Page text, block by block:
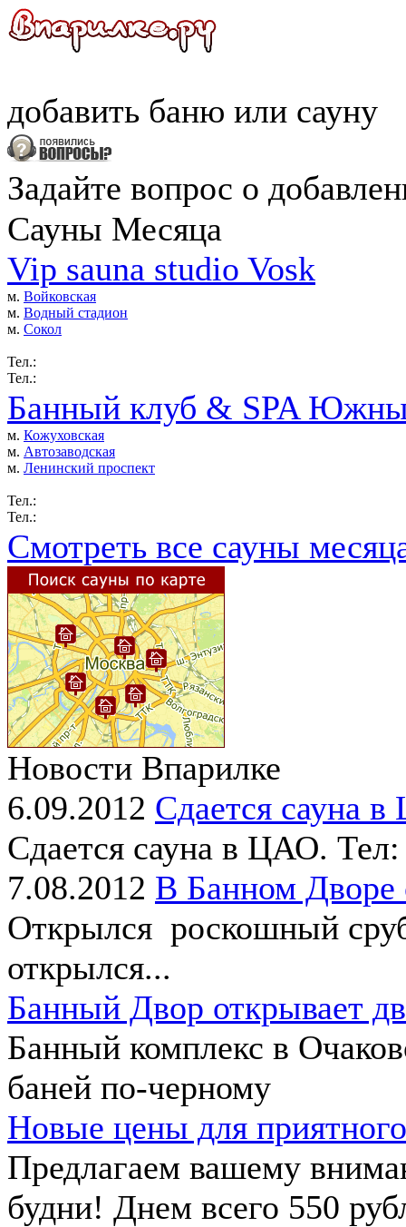
добавить баню или сауну
Задайте вопрос о
Сауны Месяца
Vip sauna studio Vosk
м. Войковская
м. Водный стадион
м. Сокол
Тел.:
Тел.:
Банный клуб & SPA
м. Кожуховская
м. Автозаводская
м. Ленинский проспект
Тел.:
Тел.:
Смотреть все сауны
Новости Впарилке
6.09.2012 Сдается сауна
Сдается сауна в ЦАО.
7.08.2012 В Банном Дворе
Открылся роскошный
открылся...
Банный Двор открывает
Банный комплекс в
баней по-черному
Новые цены для
Предлагаем вашему
будни! Днем всего 550